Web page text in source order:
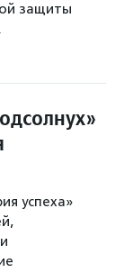
защиты
успеха»